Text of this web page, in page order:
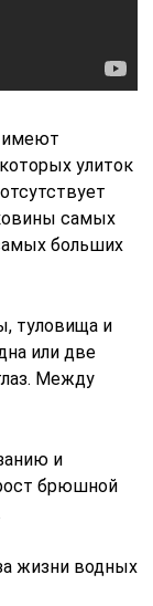
имеют
улиток
самых
больших
туловища и
или две
Между
и
брюшной
жизни водных